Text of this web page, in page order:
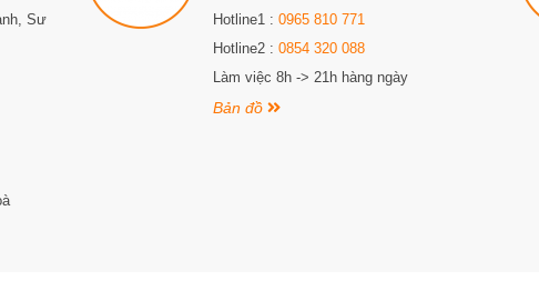
Sư
Hotline1 : 0965 810 771
Hotline2 : 0854 320 088
Làm việc 8h -> 21h hàng ngày
Bản đồ